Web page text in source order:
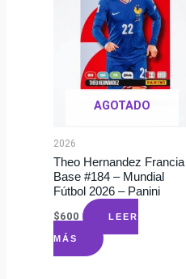
AGOTADO
2026
Theo Hernandez Francia
Base #184 – Mundial
Fútbol 2026 – Panini
$600 LEER
MÁS